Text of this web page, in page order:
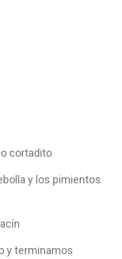
cortadito
y los pimientos
y terminamos